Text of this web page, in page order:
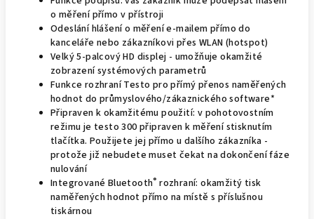
o měření přímo v přístroji
Odeslání hlášení o měření e-mailem přímo do
kanceláře nebo zákazníkovi přes WLAN (hotspot)
Velký 5-palcový HD displej - umožňuje okamžité
zobrazení systémových parametrů
Funkce rozhraní Testo pro přímý přenos naměřených
hodnot do průmyslového/zákaznického software*
Připraven k okamžitému použití: v pohotovostním
režimu je testo 300 připraven k měření stisknutím
tlačítka. Použijete jej přímo u dalšího zákazníka -
protože již nebudete muset čekat na dokončení fáze
nulování
Integrované Bluetooth® rozhraní: okamžitý tisk
naměřených hodnot přímo na místě s příslušnou
tiskárnou